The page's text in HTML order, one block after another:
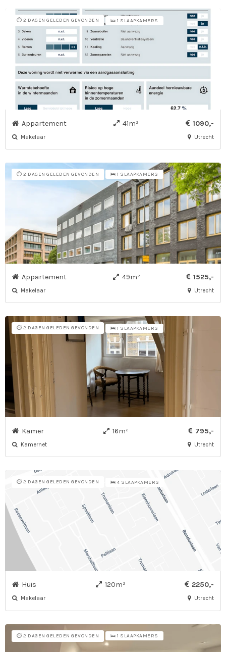
⏱️ 2 DAGEN GELEDEN GEVONDEN 🛌 1 SLAAPKAMERS
Appartement 41m² 1090,-
Makelaar Utrecht
⏱️ 2 DAGEN GELEDEN GEVONDEN 🛌 1 SLAAPKAMERS
Appartement 49m² 1525,-
Makelaar Utrecht
⏱️ 2 DAGEN GELEDEN GEVONDEN 🛌 1 SLAAPKAMERS
Kamer 16m² 795,-
Kamernet Utrecht
⏱️ 2 DAGEN GELEDEN GEVONDEN 🛌 4 SLAAPKAMERS
Huis 120m² 2250,-
Makelaar Utrecht
⏱️ 2 DAGEN GELEDEN GEVONDEN 🛌 1 SLAAPKAMERS